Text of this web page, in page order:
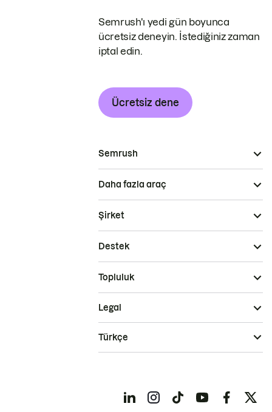
Semrush'ı yedi gün boyunca
ücretsiz deneyin. İstediğiniz zaman
iptal edin.
Ücretsiz dene
Semrush
Daha fazla araç
Şirket
Destek
Topluluk
Legal
Türkçe